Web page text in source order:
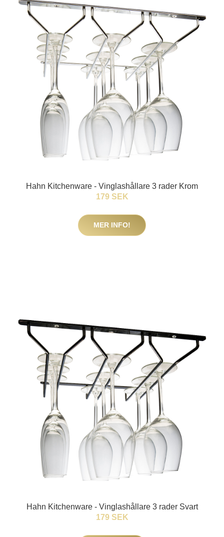
Hahn Kitchenware - Vinglashållare 3 rader Krom
179 SEK
MER INFO!
Hahn Kitchenware - Vinglashållare 3 rader Svart
179 SEK